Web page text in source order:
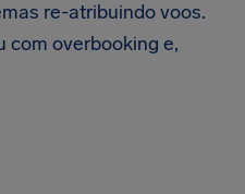
re-atribuindo voos.
com overbooking e,